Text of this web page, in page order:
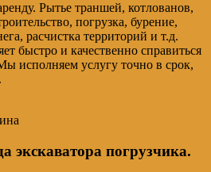
Рытье траншей, котлованов,
погрузка, бурение,
расчистка территорий и т.д.
быстро и качественно справиться
исполняем услугу точно в срок,
экскаватора погрузчика.